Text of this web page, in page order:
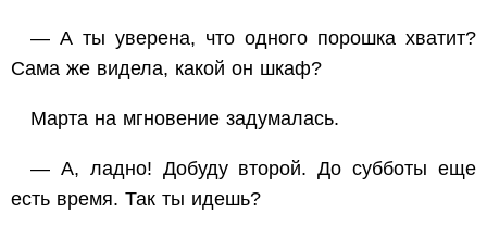
— А ты уверена, что одного порошка хватит?
Сама же видела, какой он шкаф?
Марта на мгновение задумалась.
— А, ладно! Добуду второй. До субботы еще
есть время. Так ты идешь?